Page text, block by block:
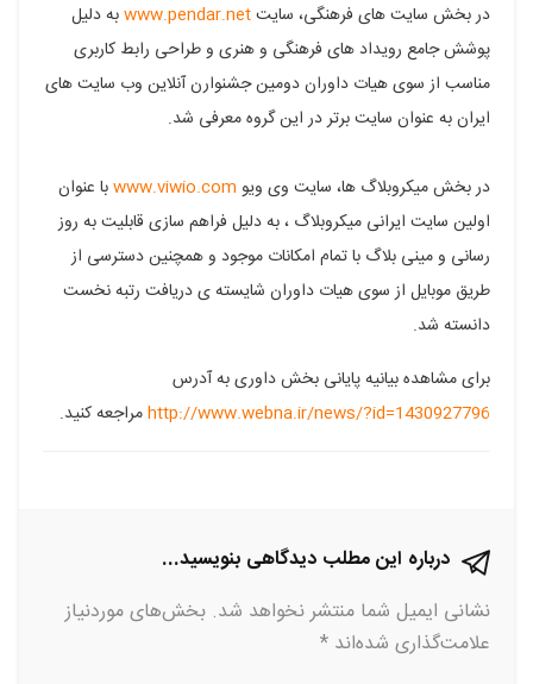
در بخش سایت های فرهنگی، سایتwww.pendar.netبه دلیل
پوشش جامع رویداد های فرهنگی و هنری و طراحی رابط کاربری
مناسب از سوی هیات داوران دومین جشنوارن آنلاین وب سایت های
ایران به عنوان سایت برتر در این گروه معرفی شد.
در بخش میکروبلاگ ها، سایت وی ویو www.viwio.comبا عنوان
اولین سایت ایرانی میکروبلاگ ، به دلیل فراهم سازی قابلیت به روز
رسانی و مینی بلاگ با تمام امکانات موجود و همچنین دسترسی از
طریق موبایل از سوی هیات داوران شایسته ی دریافت رتبه نخست
دانسته شد.
برای مشاهده بیانیه پایانی بخش داوری به آدرس
http://www.webna.ir/news/?id=1430927796مراجعه کنید.
درباره این مطلب دیدگاهی بنویسید...
نشانی ایمیل شما منتشر نخواهد شد. بخش‌های موردنیاز
علامت‌گذاری شده‌اند *